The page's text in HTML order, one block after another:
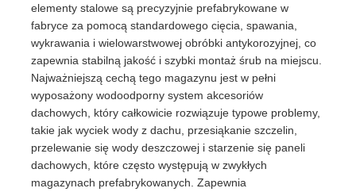
Budowa konstrukcji stalowej
Konstrukcja konstrukcji stalowej
Budynek ramy stalowej
Wykonanie konstrukcji stalowych
elementy stalowe są precyzyjnie prefabrykowane w
fabryce za pomocą standardowego cięcia, spawania,
wykrawania i wielowarstwowej obróbki antykorozyjnej, co
zapewnia stabilną jakość i szybki montaż śrub na miejscu.
Najważniejszą cechą tego magazynu jest w pełni
wyposażony wodoodporny system akcesoriów
dachowych, który całkowicie rozwiązuje typowe problemy,
takie jak wyciek wody z dachu, przesiąkanie szczelin,
przelewanie się wody deszczowej i starzenie się paneli
dachowych, które często występują w zwykłych
magazynach prefabrykowanych. Zapewnia